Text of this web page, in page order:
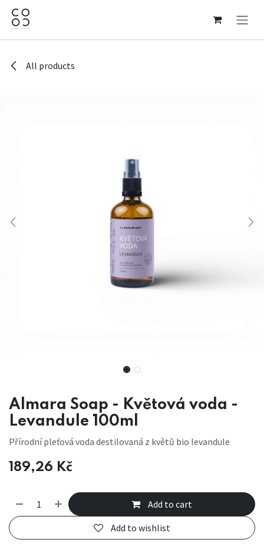
Skip to Content
All products
Almara Soap - Květová voda -
Levandule 100ml
Přírodní pleťová voda destilovaná z květů bio levandule
189,26 Kč
Add to cart
Add to wishlist